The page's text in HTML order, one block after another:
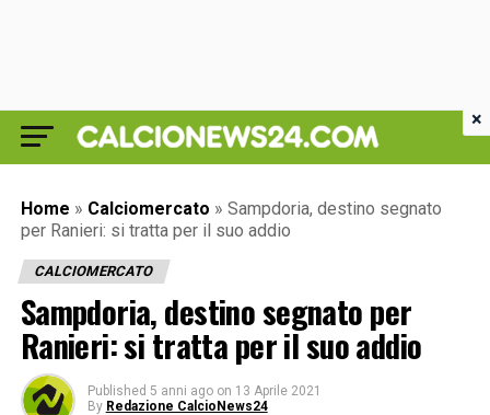
Home » Calciomercato » Sampdoria, destino segnato
per Ranieri: si tratta per il suo addio
CALCIOMERCATO
Sampdoria, destino segnato per
Ranieri: si tratta per il suo addio
Published 5 anni ago on 13 Aprile 2021
By Redazione CalcioNews24
×